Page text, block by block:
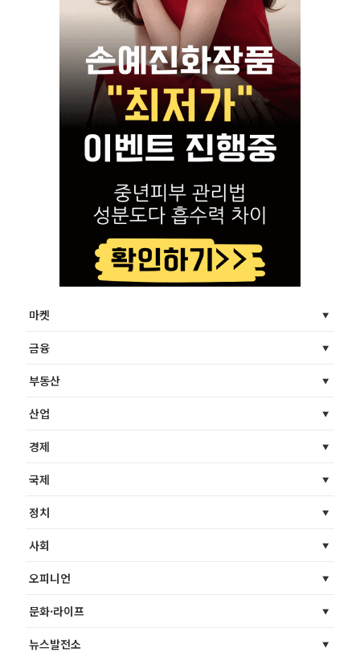
마켓
금융
부동산
산업
경제
국제
정치
사회
오피니언
문화·라이프
뉴스발전소